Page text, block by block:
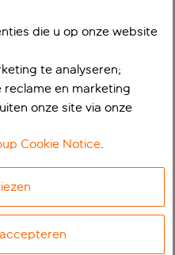
die u op onze website
te analyseren;
en marketing
onze site via onze
Cookie Notice.